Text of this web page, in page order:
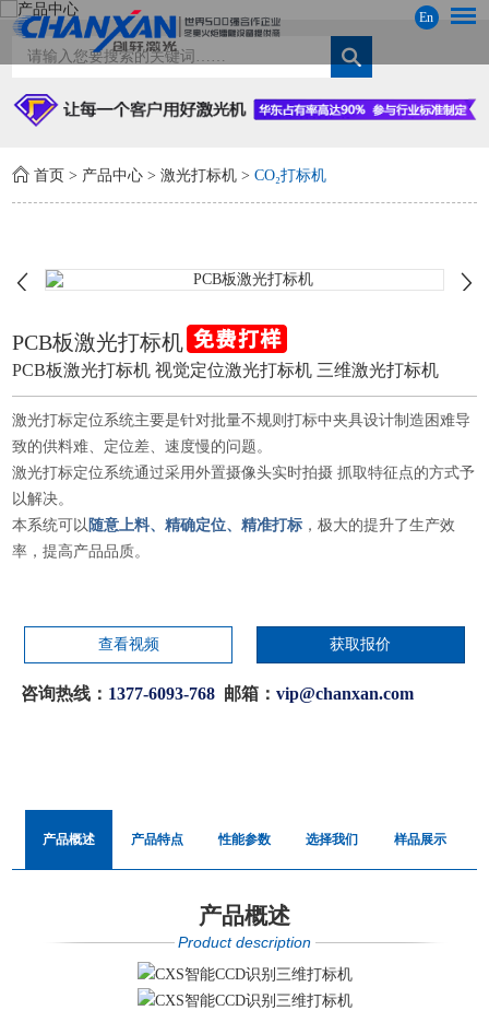
En
首页 > 产品中心 >激光打标机 >CO₂打标机
PCB板激光打标机
PCB板激光打标机 视觉定位激光打标机 三维激光打标机
激光打标定位系统主要是针对批量不规则打标中夹具设计制造困难导
致的供料难、定位差、速度慢的问题。
激光打标定位系统通过采用外置摄像头实时拍摄 抓取特征点的方式予
以解决。
本系统可以 随意上料、精确定位、精准打标 ，极大的提升了生产效
率，提高产品品质。
查看视频 获取报价
咨询热线： 1377-6093-768 邮箱：vip@chanxan.com
产品概述 产品特点 性能参数 选择我们 样品展示
产品概述
Product description